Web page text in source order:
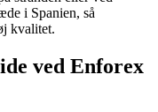
i Spanien, så
kvalitet.
ved Enforex